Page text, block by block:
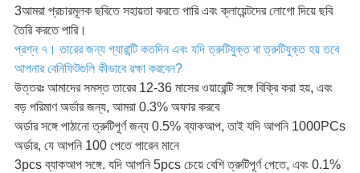
3আমরা প্রচারমূলক ছবিতে সহায়তা করতে পারি এবং ক্লায়েন্টদের লোগো দিয়ে ছবি
তৈরি করতে পারি।
প্রশ্ন ৭। তারের জন্য গ্যারান্টি কতদিন এবং যদি ত্রুটিযুক্ত বা ত্রুটিযুক্ত হয় তবে
আপনার বেনিফিটগুলি কীভাবে রক্ষা করবেন?
উত্তরঃ আমাদের সমস্ত তারের 12-36 মাসের ওয়ারেন্টি সঙ্গে বিক্রি করা হয়, এবং
বড় পরিমাণ অর্ডার জন্য, আমরা 0.3% অফার করবে
অর্ডার সঙ্গে পাঠানো ত্রুটিপূর্ণ জন্য 0.5% ব্যাকআপ, তাই যদি আপনি 1000PCs
অর্ডার, যে আপনি 100 পেতে পারেন মানে
3pcs ব্যাকআপ সঙ্গে. যদি আপনি 5pcs চেয়ে বেশি ত্রুটিপূর্ণ পেতে, এবং 0.1%